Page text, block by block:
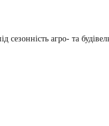
агро- та